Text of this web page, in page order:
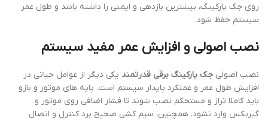
روی جک پارکینگ، بیشترین بازدهی و ایمنی را داشته باشد و طول عمر
سیستم حفظ شود.
نصب اصولی و افزایش عمر مفید سیستم
نصب اصولی جک پارکینگ برقی قدرتمند یکی دیگر از عوامل حیاتی در
افزایش طول عمر و عملکرد پایدار سیستم است. پایه های موتور و بازو
باید کاملا تراز و مستحکم نصب شوند تا فشار اضافی روی موتور و
گیربکس وارد نشود. همچنین، سیم کشی صحیح برد کنترل و اتصال